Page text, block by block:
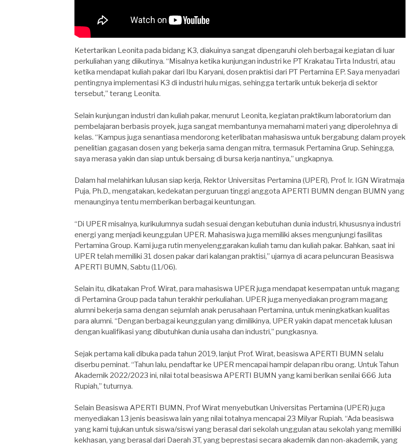
Ketertarikan Leonita pada bidang K3, diakuinya sangat dipengaruhi oleh berbagai kegiatan di luar
perkuliahan yang diikutinya. “Misalnya ketika kunjungan industri ke PT Krakatau Tirta Industri, atau
ketika mendapat kuliah pakar dari Ibu Karyani, dosen praktisi dari PT Pertamina EP. Saya menyadari
pentingnya implementasi K3 di industri hulu migas, sehingga tertarik untuk bekerja di sektor
tersebut,” terang Leonita.
Selain kunjungan industri dan kuliah pakar, menurut Leonita, kegiatan praktikum laboratorium dan
pembelajaran berbasis proyek, juga sangat membantunya memahami materi yang diperolehnya di
kelas. “Kampus juga senantiasa mendorong keterlibatan mahasiswa untuk bergabung dalam proyek
penelitian gagasan dosen yang bekerja sama dengan mitra, termasuk Pertamina Grup. Sehingga,
saya merasa yakin dan siap untuk bersaing di bursa kerja nantinya,” ungkapnya.
Dalam hal melahirkan lulusan siap kerja, Rektor Universitas Pertamina (UPER), Prof. Ir. IGN Wiratmaja
Puja, Ph.D., mengatakan, kedekatan perguruan tinggi anggota APERTI BUMN dengan BUMN yang
menaunginya tentu memberikan berbagai keuntungan.
“Di UPER misalnya, kurikulumnya sudah sesuai dengan kebutuhan dunia industri, khususnya industri
energi yang menjadi keunggulan UPER. Mahasiswa juga memiliki akses mengunjungi fasilitas
Pertamina Group. Kami juga rutin menyelenggarakan kuliah tamu dan kuliah pakar. Bahkan, saat ini
UPER telah memiliki 31 dosen pakar dari kalangan praktisi,” ujarnya di acara peluncuran Beasiswa
APERTI BUMN, Sabtu (11/06).
Selain itu, dikatakan Prof. Wirat, para mahasiswa UPER juga mendapat kesempatan untuk magang
di Pertamina Group pada tahun terakhir perkuliahan. UPER juga menyediakan program magang
alumni bekerja sama dengan sejumlah anak perusahaan Pertamina, untuk meningkatkan kualitas
para alumni. “Dengan berbagai keunggulan yang dimilikinya, UPER yakin dapat mencetak lulusan
dengan kualifikasi yang dibutuhkan dunia usaha dan industri,” pungkasnya.
Sejak pertama kali dibuka pada tahun 2019, lanjut Prof. Wirat, beasiswa APERTI BUMN selalu
diserbu peminat. “Tahun lalu, pendaftar ke UPER mencapai hampir delapan ribu orang. Untuk Tahun
Akademik 2022/2023 ini, nilai total beasiswa APERTI BUMN yang kami berikan senilai 666 Juta
Rupiah,” tuturnya.
Selain Beasiswa APERTI BUMN, Prof Wirat menyebutkan Universitas Pertamina (UPER) juga
menyediakan 13 jenis beasiswa lain yang nilai totalnya mencapai 23 Milyar Rupiah. “Ada beasiswa
yang kami tujukan untuk siswa/siswi yang berasal dari sekolah unggulan atau sekolah yang memiliki
kekhasan, yang berasal dari Daerah 3T, yang beprestasi secara akademik dan non-akademik, yang